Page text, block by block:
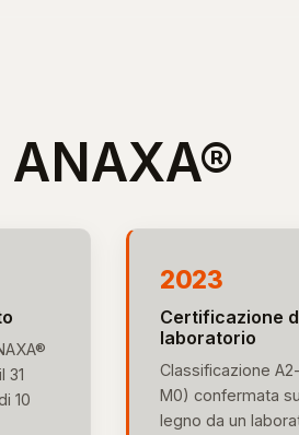
31
10
2023
Certificazione
laboratorio
Classificazione
M0) confermata
legno da un